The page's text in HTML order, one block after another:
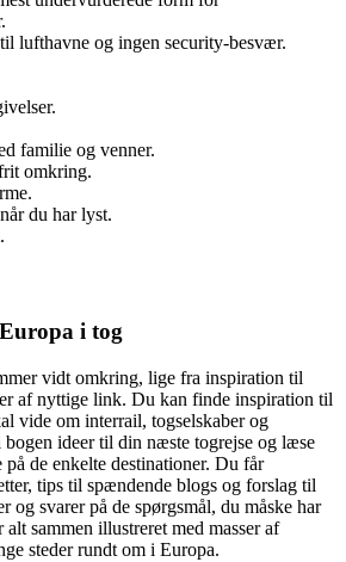
lufthavne og ingen security-besvær.
familie og venner.
omkring.
du har lyst.
i tog
vidt omkring, lige fra inspiration til
af nyttige link. Du kan finde inspiration til
vide om interrail, togselskaber og
ideer til din næste togrejse og læse
de enkelte destinationer. Du får
tips til spændende blogs og forslag til
og svarer på de spørgsmål, du måske har
sammen illustreret med masser af
steder rundt om i Europa.